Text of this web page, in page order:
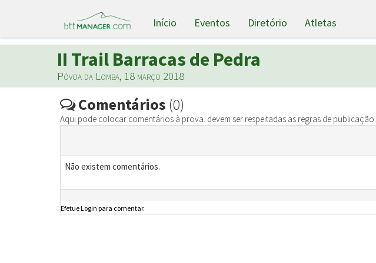
Início Eventos Diretório Atletas
II Trail Barracas de Pedra
Póvoa da Lomba, 18 março 2018
Comentários (0)
Aqui pode colocar comentários à prova. devem ser respeitadas as regras de publicação.
Não existem comentários.
Efetue Login para comentar.